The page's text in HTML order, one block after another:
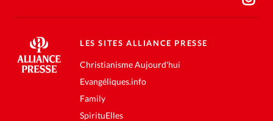
LES SITES ALLIANCE PRESSE
Christianisme Aujourd'hui
Evangéliques.info
Family
SpirituElles